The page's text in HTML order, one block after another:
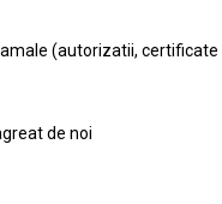
(autorizatii,
de noi